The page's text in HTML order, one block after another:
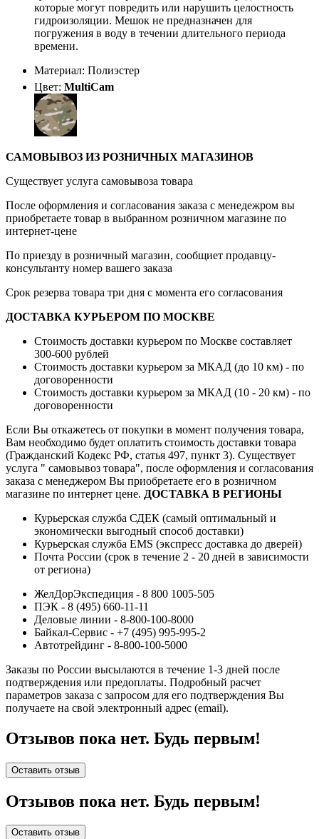
которые могут повредить или нарушить целостность
гидроизоляции. Мешок не предназначен для
погружения в воду в течении длительного периода
времени.
Материал: Полиэстер
Цвет: MultiCam
САМОВЫВОЗ ИЗ РОЗНИЧНЫХ МАГАЗИНОВ
Существует услуга самовывоза товара
После оформления и согласования заказа с менедежром вы
приобретаете товар в выбранном розничном магазине по
интернет-цене
По приезду в розничный магазин, сообщиет продавцу-
консультанту номер вашего заказа
Срок резерва товара три дня с момента его согласования
ДОСТАВКА КУРЬЕРОМ ПО МОСКВЕ
Стоимость доставки курьером по Москве составляет
300-600 рублей
Стоимость доставки курьером за МКАД (до 10 км) - по
договоренности
Стоимость доставки курьером за МКАД (10 - 20 км) - по
договоренности
Если Вы откажетесь от покупки в момент получения товара,
Вам необходимо будет оплатить стоимость доставки товара
(Гражданский Кодекс РФ, статья 497, пункт 3). Существует
услуга " самовывоз товара", после оформления и согласования
заказа с менеджером Вы приобретаете его в розничном
магазине по интернет цене. ДОСТАВКА В РЕГИОНЫ
Курьерская служба СДЕК (самый оптимальный и
экономически выгодный способ доставки)
Курьерская служба EMS (экспресс доставка до дверей)
Почта России (срок в течение 2 - 20 дней в зависимости
от региона)
ЖелДорЭкспедиция - 8 800 1005-505
ПЭК - 8 (495) 660-11-11
Деловые линии - 8-800-100-8000
Байкал-Сервис - +7 (495) 995-995-2
Автотрейдинг - 8-800-100-5000
Заказы по России высылаются в течение 1-3 дней после
подтверждения или предоплаты. Подробный расчет
параметров заказа с запросом для его подтверждения Вы
получаете на свой электронный адрес (email).
Отзывов пока нет. Будь первым!
Оставить отзыв
Отзывов пока нет. Будь первым!
Оставить отзыв